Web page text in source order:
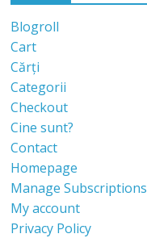
Blogroll
Cart
Cărți
Categorii
Checkout
Cine sunt?
Contact
Homepage
Manage Subscriptions
My account
Privacy Policy